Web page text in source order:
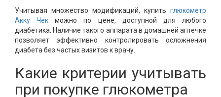
Учитывая множество модификаций, купить глюкометр
Акку Чек можно по цене, доступной для любого
диабетика. Наличие такого аппарата в домашней аптечке
позволяет эффективно контролировать осложнения
диабета без частых визитов к врачу.
Какие критерии учитывать
при покупке глюкометра